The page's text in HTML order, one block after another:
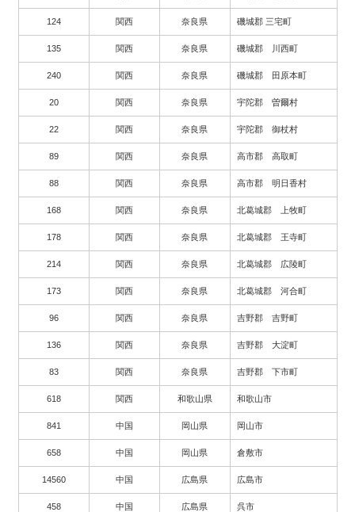
124 関西 奈良県 磯城郡 三宅町
135 関西 奈良県 磯城郡 川西町
240 関西 奈良県 磯城郡 田原本町
20 関西 奈良県 宇陀郡 曽爾村
22 関西 奈良県 宇陀郡 御杖村
89 関西 奈良県 高市郡 高取町
88 関西 奈良県 高市郡 明日香村
168 関西 奈良県 北葛城郡 上牧町
178 関西 奈良県 北葛城郡 王寺町
214 関西 奈良県 北葛城郡 広陵町
173 関西 奈良県 北葛城郡 河合町
96 関西 奈良県 吉野郡 吉野町
136 関西 奈良県 吉野郡 大淀町
83 関西 奈良県 吉野郡 下市町
618 関西 和歌山県 和歌山市
841 中国 岡山県 岡山市
658 中国 岡山県 倉敷市
14560 中国 広島県 広島市
458 中国 広島県 呉市